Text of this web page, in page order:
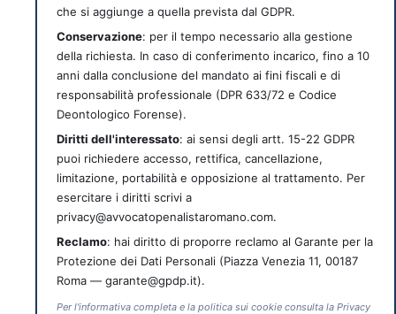
che si aggiunge a quella prevista dal GDPR.
Conservazione: per il tempo necessario alla gestione
della richiesta. In caso di conferimento incarico, fino a 10
anni dalla conclusione del mandato ai fini fiscali e di
responsabilità professionale (DPR 633/72 e Codice
Deontologico Forense).
Diritti dell'interessato: ai sensi degli artt. 15-22 GDPR
puoi richiedere accesso, rettifica, cancellazione,
limitazione, portabilità e opposizione al trattamento. Per
esercitare i diritti scrivi a
privacy@avvocatopenalistaromano.com.
Reclamo: hai diritto di proporre reclamo al Garante per la
Protezione dei Dati Personali (Piazza Venezia 11, 00187
Roma — garante@gpdp.it).
Per l'informativa completa e la politica sui cookie consulta la Privacy